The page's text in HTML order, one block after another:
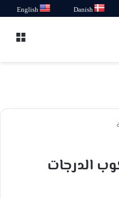
Danish
English
الدرجات